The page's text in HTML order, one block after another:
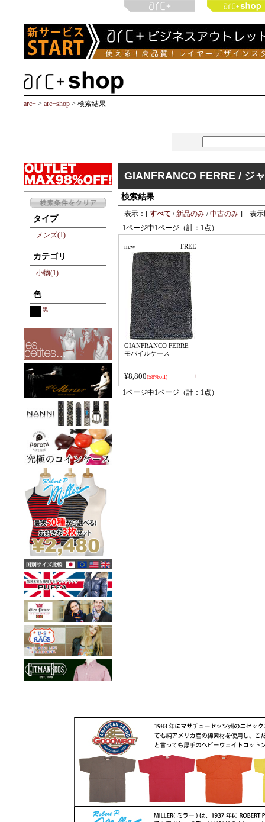
arc+ > arc+shop > 検索結果
タイプ
メンズ(1)
カテゴリ
小物(1)
色
黒
GIANFRANCO FERRE / ジ
検索結果
表示：[ すべて /新品のみ /中古のみ ] 表示
1ページ中1ページ（計：1点）
new FREE
GIANFRANCO FERRE
モバイルケース
¥8,800(58%off) +
1ページ中1ページ（計：1点）